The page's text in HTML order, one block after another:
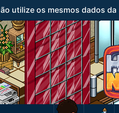
utilize os mesmos dados